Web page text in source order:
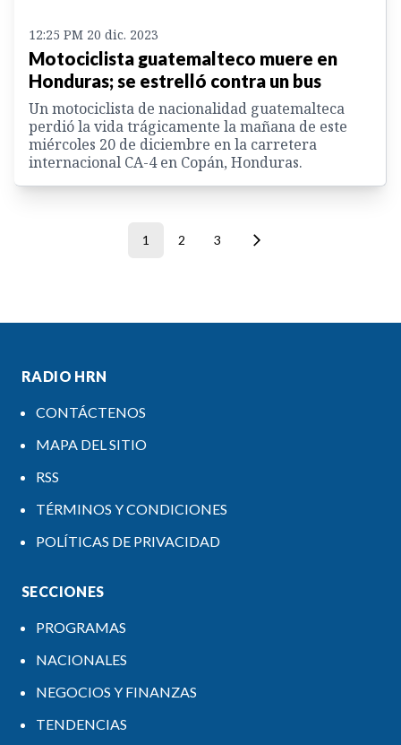
12:25 PM 20 dic. 2023
Motociclista guatemalteco muere en
Honduras; se estrelló contra un bus
Un motociclista de nacionalidad guatemalteca
perdió la vida trágicamente la mañana de este
miércoles 20 de diciembre en la carretera
internacional CA-4 en Copán, Honduras.
1 2 3
RADIO HRN
CONTÁCTENOS
MAPA DEL SITIO
RSS
TÉRMINOS Y CONDICIONES
POLÍTICAS DE PRIVACIDAD
SECCIONES
PROGRAMAS
NACIONALES
NEGOCIOS Y FINANZAS
TENDENCIAS